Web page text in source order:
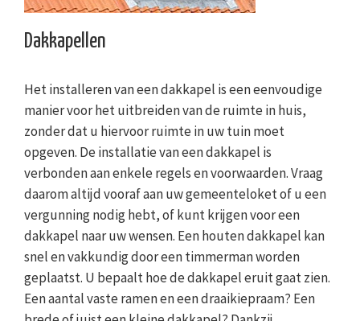
Dakkapellen
Het installeren van een dakkapel is een eenvoudige
manier voor het uitbreiden van de ruimte in huis,
zonder dat u hiervoor ruimte in uw tuin moet
opgeven. De installatie van een dakkapel is
verbonden aan enkele regels en voorwaarden. Vraag
daarom altijd vooraf aan uw gemeenteloket of u een
vergunning nodig hebt, of kunt krijgen voor een
dakkapel naar uw wensen. Een houten dakkapel kan
snel en vakkundig door een timmerman worden
geplaatst. U bepaalt hoe de dakkapel eruit gaat zien.
Een aantal vaste ramen en een draaikiepraam? Een